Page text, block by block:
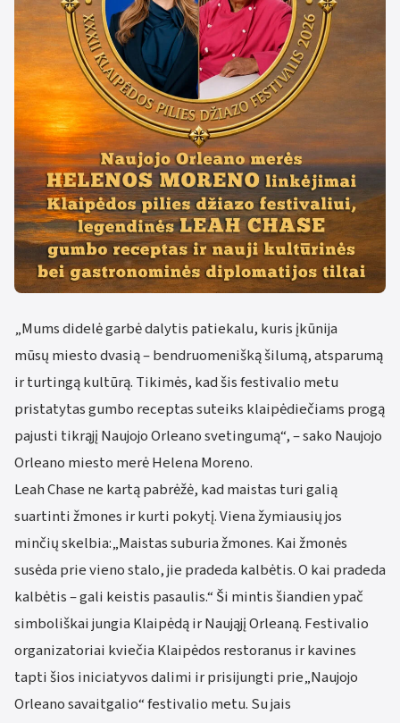
„Mums didelė garbė dalytis patiekalu, kuris įkūnija
mūsų miesto dvasią – bendruomenišką šilumą, atsparumą
ir turtingą kultūrą. Tikimės, kad šis festivalio metu
pristatytas gumbo receptas suteiks klaipėdiečiams progą
pajusti tikrąjį Naujojo Orleano svetingumą“, – sako Naujojo
Orleano miesto merė Helena Moreno.
Leah Chase ne kartą pabrėžė, kad maistas turi galią
suartinti žmones ir kurti pokytį. Viena žymiausių jos
minčių skelbia:„Maistas suburia žmones. Kai žmonės
susėda prie vieno stalo, jie pradeda kalbėtis. O kai pradeda
kalbėtis – gali keistis pasaulis.“ Ši mintis šiandien ypač
simboliškai jungia Klaipėdą ir Naująjį Orleaną. Festivalio
organizatoriai kviečia Klaipėdos restoranus ir kavines
tapti šios iniciatyvos dalimi ir prisijungti prie„Naujojo
Orleano savaitgalio“ festivalio metu. Su jais